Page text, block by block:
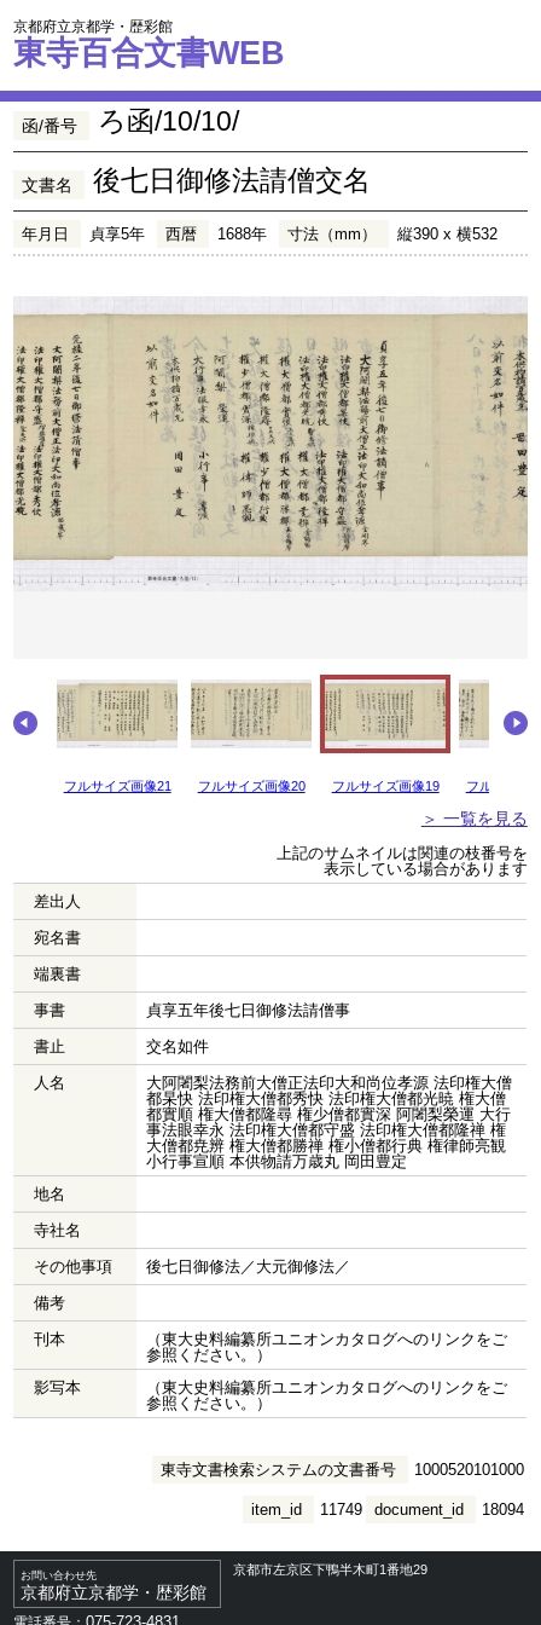
京都府立京都学・歴彩館
東寺百合文書WEB
函/番号 ろ函/10/10/
文書名 後七日御修法請僧交名
年月日 貞享5年 西暦 1688年 寸法（mm） 縦390 x 横532
フルサイズ画像21 フルサイズ画像20 フルサイズ画像19 フルサイズ
＞ 一覧を見る
上記のサムネイルは関連の枝番号を
表示している場合があります
差出人
宛名書
端裏書
事書
貞享五年後七日御修法請僧事
書止
交名如件
人名
大阿闍梨法務前大僧正法印大和尚位孝源 法印権大僧
都杲快 法印権大僧都秀快 法印権大僧都光暁 権大僧
都實順 権大僧都隆尋 権少僧都實深 阿闍梨榮運 大行
事法眼幸永 法印権大僧都守盛 法印権大僧都隆禅 権
大僧都尭辨 権大僧都勝禅 権小僧都行典 権律師亮観
小行事宣順 本供物請万歳丸 岡田豊定
地名
寺社名
その他事項
後七日御修法／大元御修法／
備考
刊本
（東大史料編纂所ユニオンカタログへのリンクをご
参照ください。）
影写本
（東大史料編纂所ユニオンカタログへのリンクをご
参照ください。）
東寺文書検索システムの文書番号 1000520101000
document_id 18094
item_id 11749
お問い合わせ先
京都府立京都学・歴彩館
京都市左京区下鴨半木町1番地29